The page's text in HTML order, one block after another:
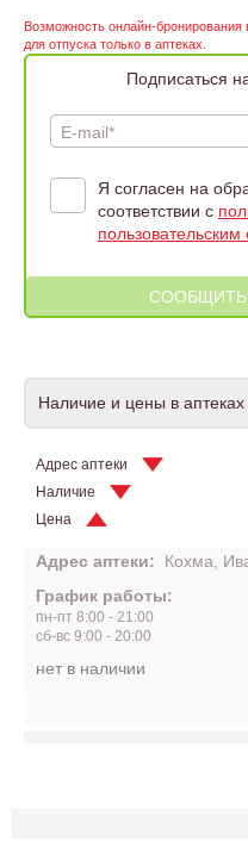
Возможность онлайн-бронирования
для отпуска только в аптеках.
Подписаться
E-mail*
Я согласен на
соответствии с
Наличие и цены в аптеках
Адрес аптеки
Наличие
Цена
Адрес аптеки:
Кохма,
График работы:
пн-пт 8:00 - 21:00
сб-вс 9:00 - 20:00
нет в наличии